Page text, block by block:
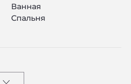
Ванная
Спальня